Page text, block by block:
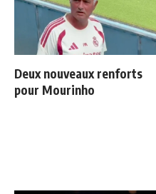
Deux nouveaux renforts
pour Mourinho